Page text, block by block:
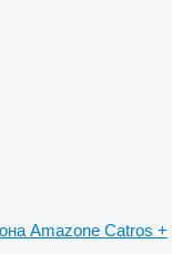
Amazone Catros +